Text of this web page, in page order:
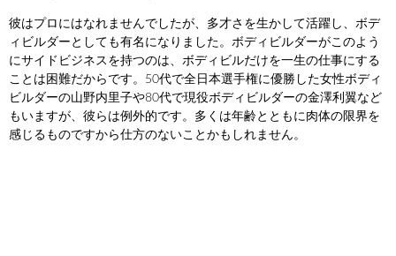
彼はプロにはなれませんでしたが、多才さを生かして活躍し、ボデ
ィビルダーとしても有名になりました。ボディビルダーがこのよう
にサイドビジネスを持つのは、ボディビルだけを一生の仕事にする
ことは困難だからです。50代で全日本選手権に優勝した女性ボディ
ビルダーの山野内里子や80代で現役ボディビルダーの金澤利翼など
もいますが、彼らは例外的です。多くは年齢とともに肉体の限界を
感じるものですから仕方のないことかもしれません。